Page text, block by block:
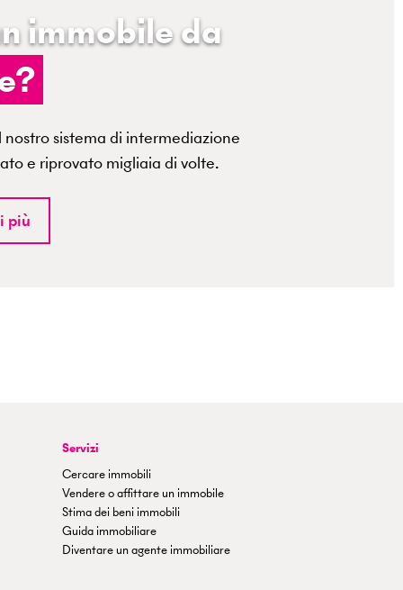
immobile da
nostro sistema di intermediazione
e riprovato migliaia di volte.
più
Servizi
Cercare immobili
Vendere o affittare un immobile
Stima dei beni immobili
Guida immobiliare
Diventare un agente immobiliare